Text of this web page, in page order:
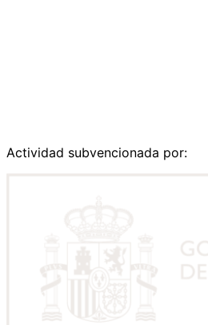
Actividad subvencionada por: